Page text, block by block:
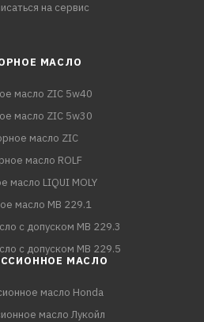
на сервис
МАСЛО
масло ZIC 5w40
масло ZIC 5w30
масло ZIC
масло ROLF
масло LIQUI MOLY
масло MB 229.1
с допуском MB 229.3
с допуском MB 229.5
МАСЛО
масло Honda
масло Лукойл